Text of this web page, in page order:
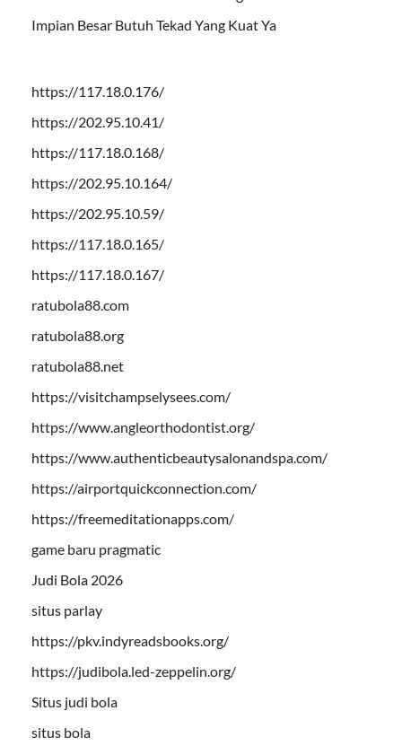
Impian Besar Butuh Tekad Yang Kuat Ya
https://117.18.0.176/
https://202.95.10.41/
https://117.18.0.168/
https://202.95.10.164/
https://202.95.10.59/
https://117.18.0.165/
https://117.18.0.167/
ratubola88.com
ratubola88.org
ratubola88.net
https://visitchampselysees.com/
https://www.angleorthodontist.org/
https://www.authenticbeautysalonandspa.com/
https://airportquickconnection.com/
https://freemeditationapps.com/
game baru pragmatic
Judi Bola 2026
situs parlay
https://pkv.indyreadsbooks.org/
https://judibola.led-zeppelin.org/
Situs judi bola
situs bola